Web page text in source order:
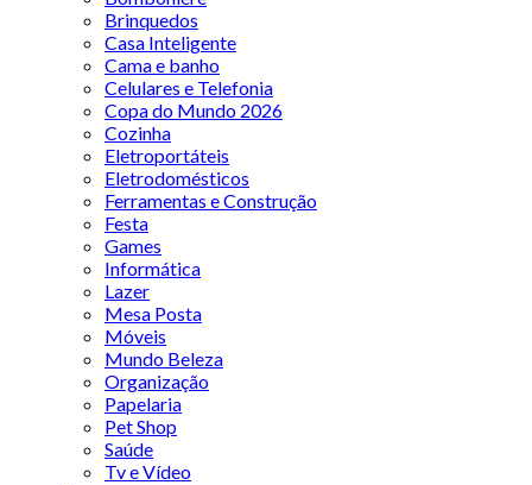
Brinquedos
Casa Inteligente
Cama e banho
Celulares e Telefonia
Copa do Mundo 2026
Cozinha
Eletroportáteis
Eletrodomésticos
Ferramentas e Construção
Festa
Games
Informática
Lazer
Mesa Posta
Móveis
Mundo Beleza
Organização
Papelaria
Pet Shop
Saúde
Tv e Vídeo